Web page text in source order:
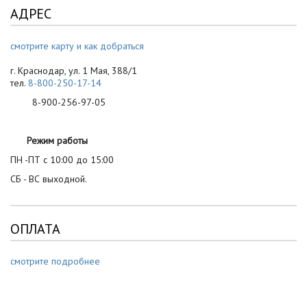
АДРЕС
смотрите карту и как добраться
г. Краснодар, ул. 1 Мая, 388/1
тел. 8-800-250-17-14
8-900-256-97-05
Режим работы
ПН -ПТ с 10:00 до 15:00
СБ - ВС выходной.
ОПЛАТА
смотрите подробнее